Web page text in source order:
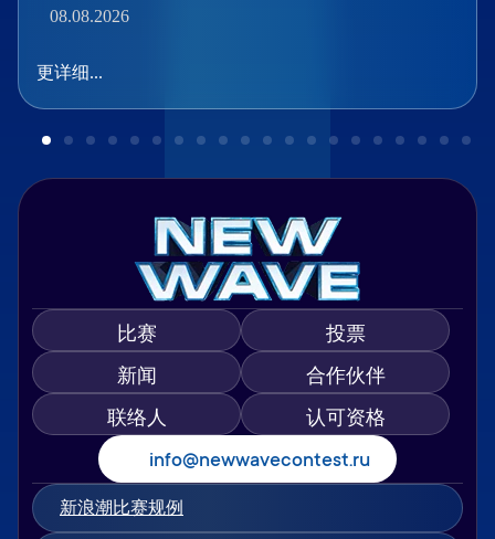
08.08.2026
更详细...
比赛
投票
新闻
合作伙伴
联络人
认可资格
info@newwavecontest.ru
新浪潮比赛规例